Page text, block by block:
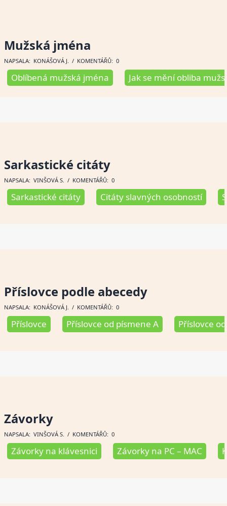
Mužská jména
NAPSALA: KONÁŠOVÁ J. / KOMENTÁŘŮ: 0
Oblíbená mužská jména Jak se mění obliba
Sarkastické citáty
NAPSALA:VINŠOVÁ S. / KOMENTÁŘŮ: 0
Sarkastické citáty Citáty slavných osobností
Příslovce podle abecedy
NAPSALA: KONÁŠOVÁ J. / KOMENTÁŘŮ: 0
Příslovce Příslovce od písmene A Příslovce
Závorky
NAPSALA:VINŠOVÁ S. / KOMENTÁŘŮ: 0
Závorky na klávesnici Závorky na PC – MAC